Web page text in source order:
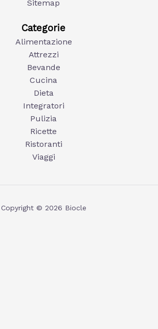
Sitemap
Categorie
Alimentazione
Attrezzi
Bevande
Cucina
Dieta
Integratori
Pulizia
Ricette
Ristoranti
Viaggi
Copyright © 2026 Biocle